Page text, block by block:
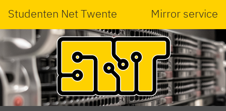
Studenten Net Twente Mirror service